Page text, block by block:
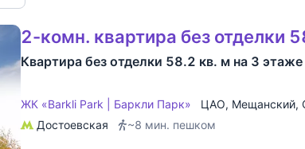
2-комн. квартира без отделки
Квартира без отделки 58.2 кв. м на 3 этаже
ЖК «Barkli Park | Баркли Парк» ЦАО, Мещанский,
Достоевская
~8 мин. пешком